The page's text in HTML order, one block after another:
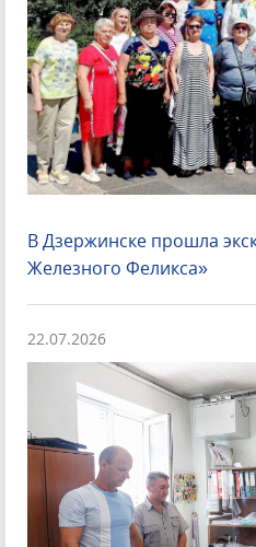
В Дзержинске прошла
Железного Феликса»
22.07.2026